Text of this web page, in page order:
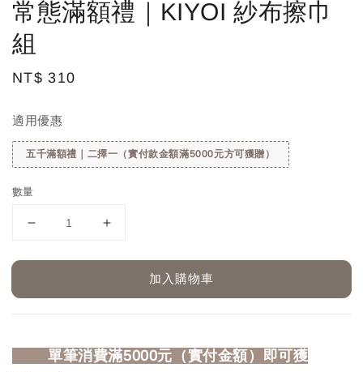
常態滿額禮｜KIYOI 紗布擦巾
組
Regular
NT$ 310
適用優惠
五千滿額禮｜二擇一（實付款金額滿5000元方可獲贈）
數量
加入購物車
⠀⠀ 單筆消費滿5000元（實付金額）即可獲